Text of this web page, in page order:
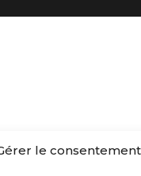
le consentement